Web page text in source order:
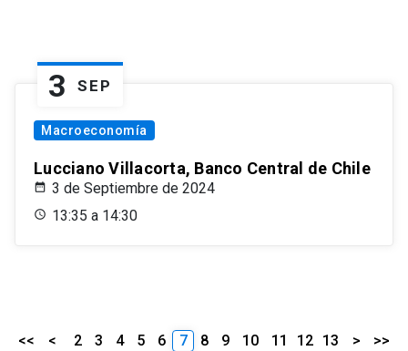
3 SEP
Macroeconomía
Lucciano Villacorta, Banco Central de Chile
3 de Septiembre de 2024
13:35 a 14:30
<< < 2 3 4 5 6 7 8 9 10 11 12 13 > >>